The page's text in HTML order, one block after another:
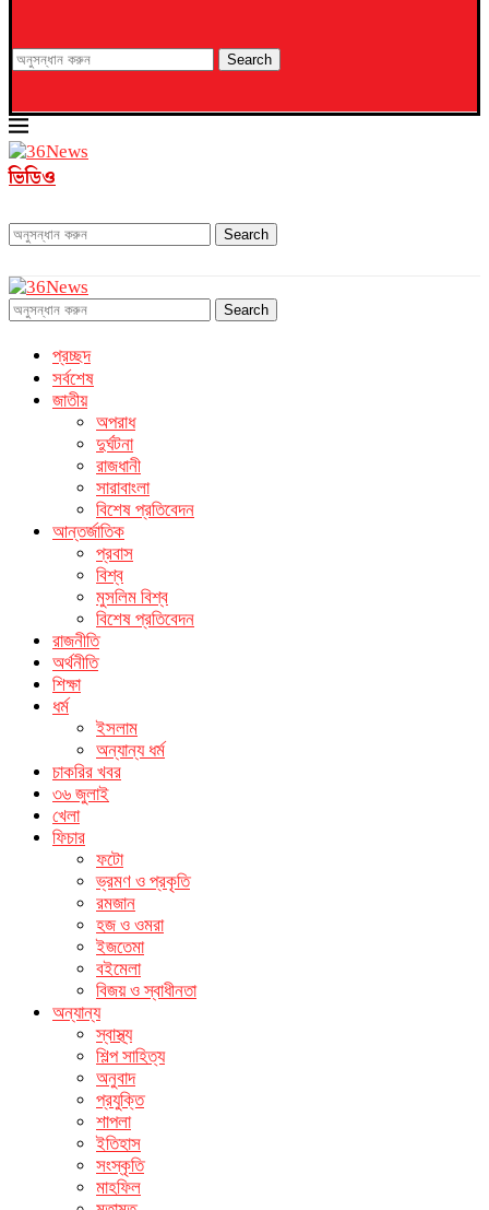
Search
ভিডিও
Search
Search
প্রচ্ছদ
সর্বশেষ
জাতীয়
অপরাধ
দুর্ঘটনা
রাজধানী
সারাবাংলা
বিশেষ প্রতিবেদন
আন্তর্জাতিক
প্রবাস
বিশ্ব
মুসলিম বিশ্ব
বিশেষ প্রতিবেদন
রাজনীতি
অর্থনীতি
শিক্ষা
ধর্ম
ইসলাম
অন্যান্য ধর্ম
চাকরির খবর
৩৬ জুলাই
খেলা
ফিচার
ফটো
ভ্রমণ ও প্রকৃতি
রমজান
হজ ও ওমরা
ইজতেমা
বইমেলা
বিজয় ও স্বাধীনতা
অন্যান্য
স্বাস্থ্য
শিল্প সাহিত্য
অনুবাদ
প্রযুক্তি
শাপলা
ইতিহাস
সংস্কৃতি
মাহফিল